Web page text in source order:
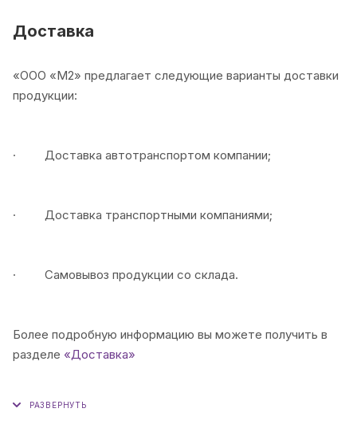
менеджера).
Доставка
«ООО «М2» предлагает следующие варианты доставки
продукции:
· Доставка автотранспортом компании;
· Доставка транспортными компаниями;
· Самовывоз продукции со склада.
Более подробную информацию вы можете получить в
разделе «Доставка»